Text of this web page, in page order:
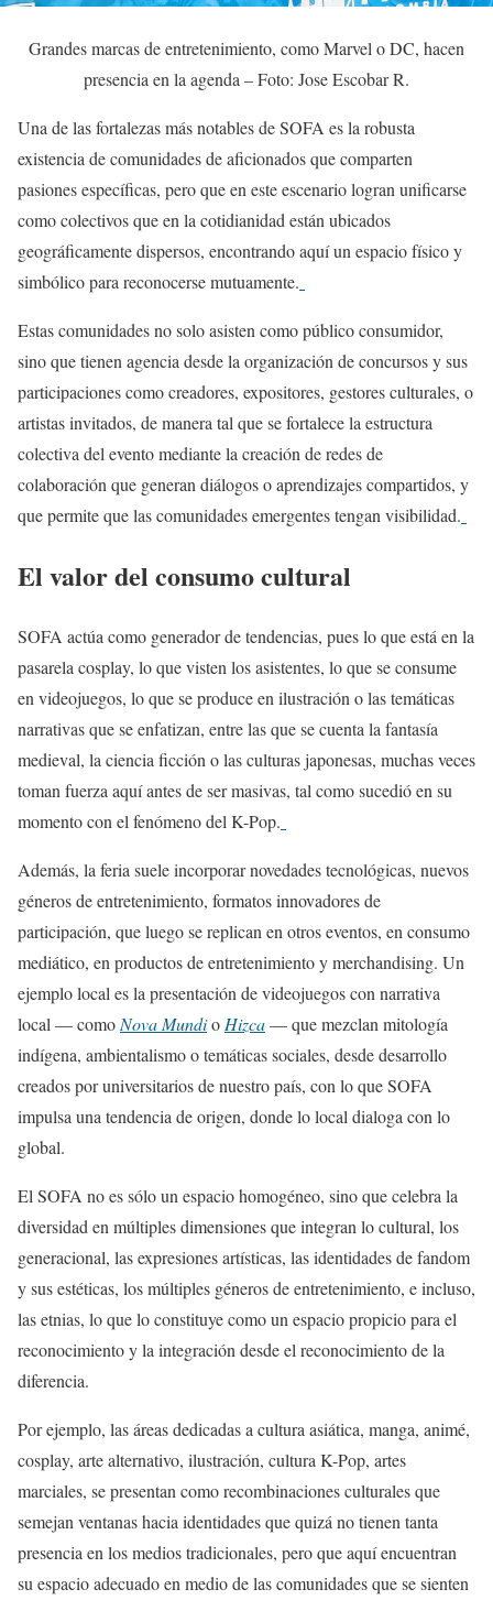
Grandes marcas de entretenimiento, como Marvel o DC, hacen
presencia en la agenda – Foto: Jose Escobar R.
Una de las fortalezas más notables de SOFA es la robusta
existencia de comunidades de aficionados que comparten
pasiones específicas, pero que en este escenario logran unificarse
como colectivos que en la cotidianidad están ubicados
geográficamente dispersos, encontrando aquí un espacio físico y
simbólico para reconocerse mutuamente.
Estas comunidades no solo asisten como público consumidor,
sino que tienen agencia desde la organización de concursos y sus
participaciones como creadores, expositores, gestores culturales, o
artistas invitados, de manera tal que se fortalece la estructura
colectiva del evento mediante la creación de redes de
colaboración que generan diálogos o aprendizajes compartidos, y
que permite que las comunidades emergentes tengan visibilidad.
El valor del consumo cultural
SOFA actúa como generador de tendencias, pues lo que está en la
pasarela cosplay, lo que visten los asistentes, lo que se consume
en videojuegos, lo que se produce en ilustración o las temáticas
narrativas que se enfatizan, entre las que se cuenta la fantasía
medieval, la ciencia ficción o las culturas japonesas, muchas veces
toman fuerza aquí antes de ser masivas, tal como sucedió en su
momento con el fenómeno del K-Pop.
Además, la feria suele incorporar novedades tecnológicas, nuevos
géneros de entretenimiento, formatos innovadores de
participación, que luego se replican en otros eventos, en consumo
mediático, en productos de entretenimiento y merchandising. Un
ejemplo local es la presentación de videojuegos con narrativa
local — como Nova Mundio Hizca— que mezclan mitología
indígena, ambientalismo o temáticas sociales, desde desarrollo
creados por universitarios de nuestro país, con lo que SOFA
impulsa una tendencia de origen, donde lo local dialoga con lo
global.
El SOFA no es sólo un espacio homogéneo, sino que celebra la
diversidad en múltiples dimensiones que integran lo cultural, los
generacional, las expresiones artísticas, las identidades de fandom
y sus estéticas, los múltiples géneros de entretenimiento, e incluso,
las etnias, lo que lo constituye como un espacio propicio para el
reconocimiento y la integración desde el reconocimiento de la
diferencia.
Por ejemplo, las áreas dedicadas a cultura asiática, manga, animé,
cosplay, arte alternativo, ilustración, cultura K-Pop, artes
marciales, se presentan como recombinaciones culturales que
semejan ventanas hacia identidades que quizá no tienen tanta
presencia en los medios tradicionales, pero que aquí encuentran
su espacio adecuado en medio de las comunidades que se sienten